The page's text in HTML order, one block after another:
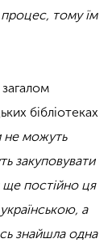
тому їм
бібліотеках
не можуть
закуповувати
ще постійно ця
а
знайшла одна